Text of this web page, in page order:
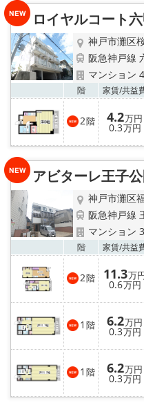
ロイヤルコート
神戸市灘区
阪急神戸線
マンション
階 家賃/共益
2階 4.2万円
0.3万円
アビターレ王子
神戸市灘区
阪急神戸線
マンション
階 家賃/共益
2階 11.3万
0.6万円
1 階 6.2万円
0.3万円
1 階 6.2万円
0.3万円